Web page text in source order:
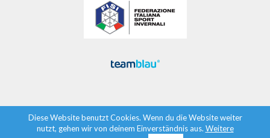
Diese Website benutzt Cookies. Wenn du die Website weiter
nutzt, gehen wir von deinem Einverständnis aus. Weitere